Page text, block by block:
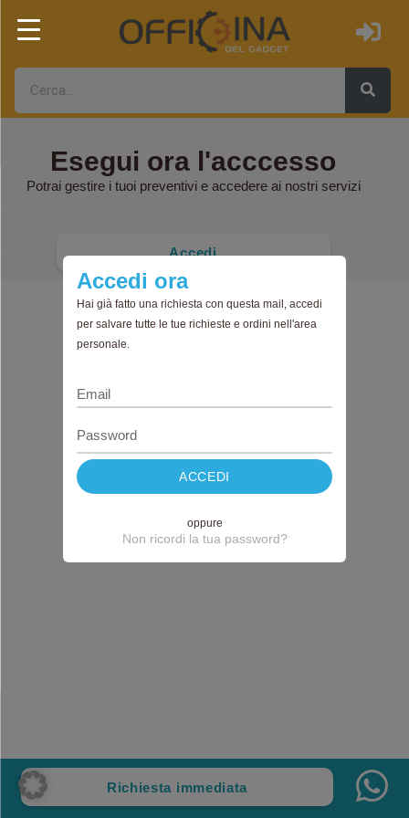
Richiesta immediata
Accedi ora
Hai già fatto una richiesta con questa mail, accedi
per salvare tutte le tue richieste e ordini nell'area
personale.
ACCEDI
oppure
Non ricordi la tua password?
Esegui ora l'acccesso
Potrai gestire i tuoi preventivi e accedere ai nostri servizi
Accedi